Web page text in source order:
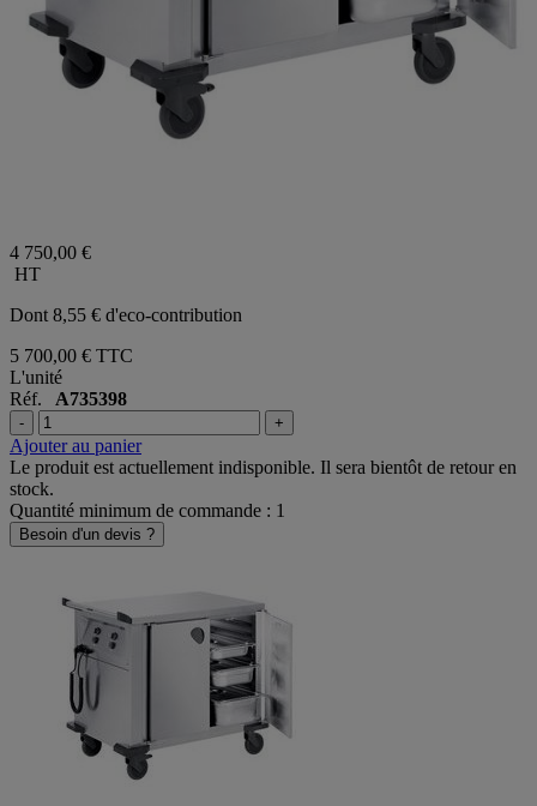
4 750,00 €
5 700,00 €
L'unité
Réf.A735398
- +
Ajouter au panier
Le produit est actuellement indisponible. Il sera bientôt de retour en
stock.
Quantité minimum de commande : 1
Besoin d'un devis ?